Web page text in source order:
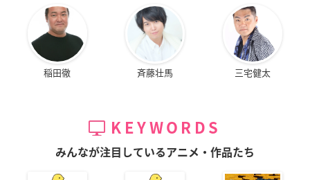
稲田徹 斉藤壮馬 三宅健太
KEYWORDS
みんなが注目しているアニメ・作品たち